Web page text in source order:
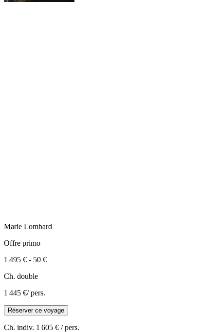
Marie Lombard
Offre primo
1 495 € - 50 €
Ch. double
1 445 €/ pers.
Réserver ce voyage
Ch. indiv. 1 605 € / pers.